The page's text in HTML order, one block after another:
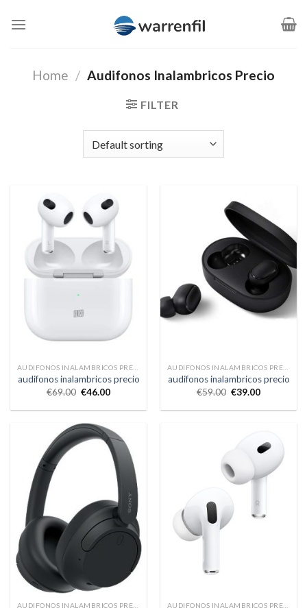
Home / Audifonos Inalambricos Precio
FILTER
audifonos inalambricos precio
€69.00 €46.00
audifonos inalambricos precio
€59.00 €39.00